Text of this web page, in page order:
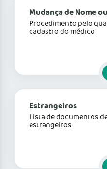
Mudança de Nome
Procedimento pelo
cadastro do médico
Estrangeiros
Lista de documentos
estrangeiros